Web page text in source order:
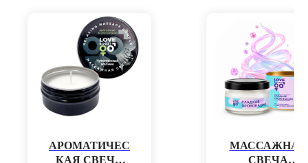
АРОМАТИЧЕС
КАЯ СВЕЧА
МАССАЖНАЯ
СВЕЧА